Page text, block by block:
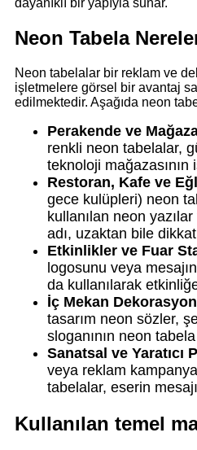
dayanıklı bir yapıyla sunar.
Neon Tabela
Neon tabelalar bir reklam ve
işletmelere görsel bir avantaj
edilmektedir. Aşağıda neon
Perakende ve
renkli neon tabelalar,
teknoloji
Restoran, Kafe ve
gece kulüpleri) neon
kullanılan neon
adı, uzaktan bile
Etkinlikler ve Fuar
logosunu veya
da kullanılarak
İç Mekan
tasarım neon sözler,
sloganının neon
Sanatsal ve Yaratıcı
veya reklam
tabelalar, eserin
Kullanılan temel